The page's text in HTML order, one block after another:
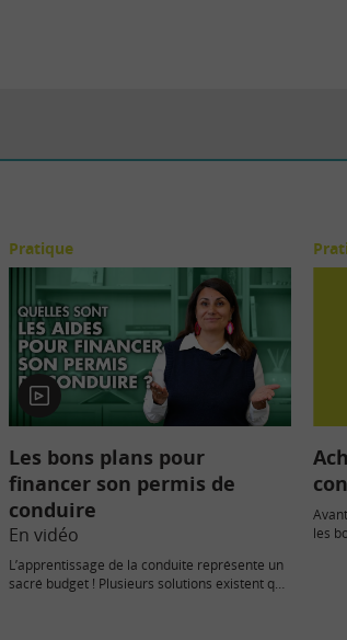
Pratique
En
vidéo
Les bons plans pour
financer son permis de
conduire
En vidéo
L’apprentissage de la conduite représente un
sacré budget ! Plusieurs solutions existent qui
les